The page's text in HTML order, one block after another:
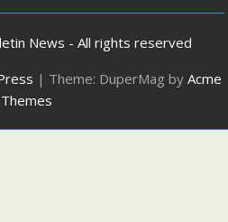
News - All rights reserved
| Theme: DuperMag by Acme
Themes